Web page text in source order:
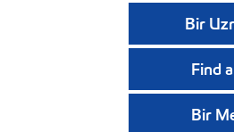
Bir
Find
Bir